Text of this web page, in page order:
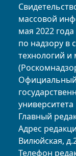
массовой
мая 2022
по надзору в
технологий
университета
Главный
Адрес
Вилюйская,
Телефон